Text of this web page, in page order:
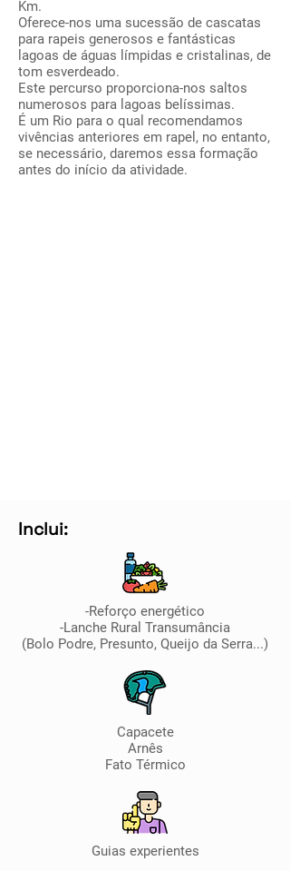
Km.
Oferece-nos uma sucessão de cascatas
para rapeis generosos e fantásticas
lagoas de águas límpidas e cristalinas, de
tom esverdeado.
Este percurso proporciona-nos saltos
numerosos para lagoas belíssimas.
É um Rio para o qual recomendamos
vivências anteriores em rapel, no entanto,
se necessário, daremos essa formação
antes do início da atividade.
Inclui:
-Reforço energético
-Lanche Rural Transumância
(Bolo Podre, Presunto, Queijo da Serra...)
Capacete
Arnês
Fato Térmico
Guias experientes